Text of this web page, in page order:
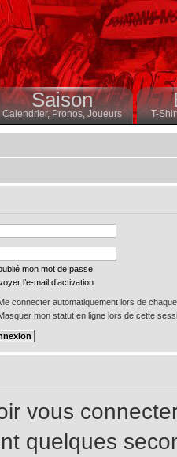
Saison
Calendrier,Pronos, Joueurs T-
mon mot de passe
l’e-mail d’activation
connecter automatiquement lors de
mon statut en ligne lors de cette
vous
quelques